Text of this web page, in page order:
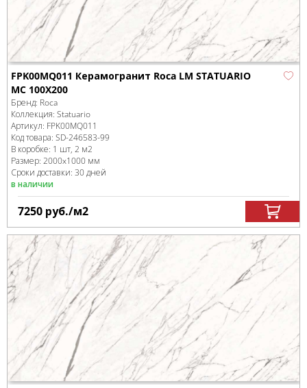
FPK00MQ011 Керамогранит Roca LM STATUARIO
MC 100X200
Бренд: Roca
Коллекция: Statuario
Артикул: FPK00MQ011
Код товара: SD-246583-99
В коробке: 1 шт, 2 м2
Размер: 2000x1000 мм
Сроки доставки: 30 дней
в наличии
7250 руб./м2